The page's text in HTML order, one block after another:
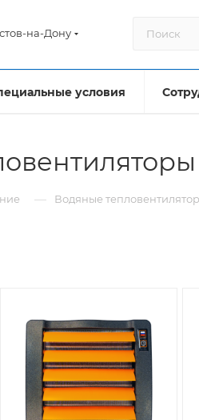
на-Дону
условия
— Водяные